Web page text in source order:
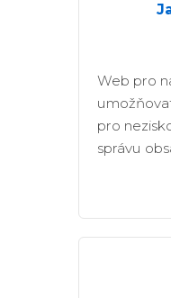
Web pro
pro
správu